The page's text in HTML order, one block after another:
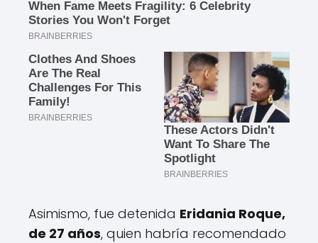
Asimismo, fue detenida Eridania Roque,
de 27 años, quien habría recomendado